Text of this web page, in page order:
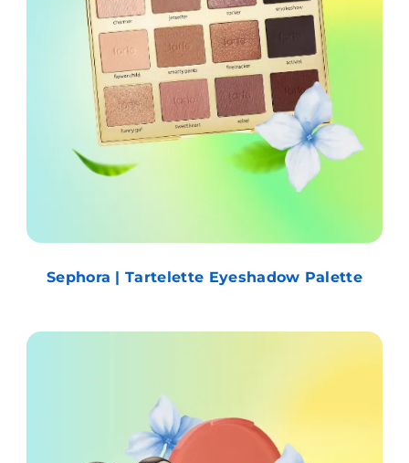
Sephora | Tartelette Eyeshadow Palette